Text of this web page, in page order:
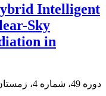
Intelligent
Sky
in
دوره 49، شماره 4، زمستان 1402، صفحه